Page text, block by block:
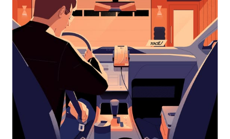
selecionar
uma
data.
Prima
o
botão
o
calendário.